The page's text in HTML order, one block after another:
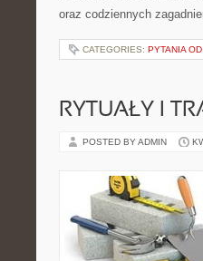
oraz codziennych
CATEGORIES: PYTANIA
RYTUAŁY I
POSTED BY ADMIN